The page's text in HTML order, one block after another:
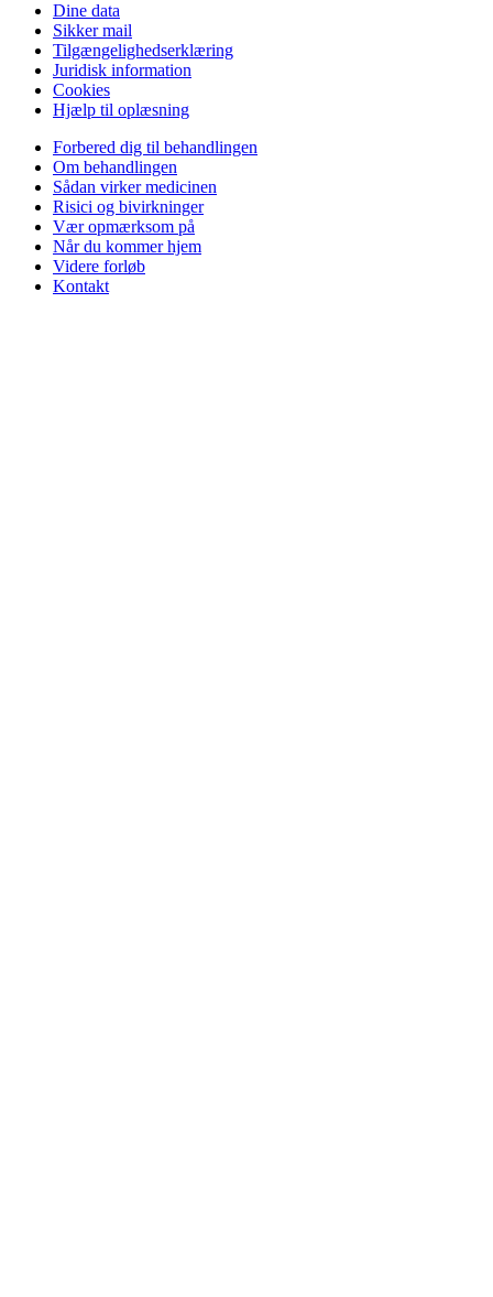
Dine data
Sikker mail
Tilgængelighedserklæring
Juridisk information
Cookies
Hjælp til oplæsning
Forbered dig til behandlingen
Om behandlingen
Sådan virker medicinen
Risici og bivirkninger
Vær opmærksom på
Når du kommer hjem
Videre forløb
Kontakt